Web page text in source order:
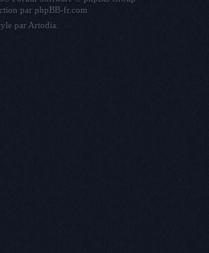
par phpBB-fr.com
par Artodia